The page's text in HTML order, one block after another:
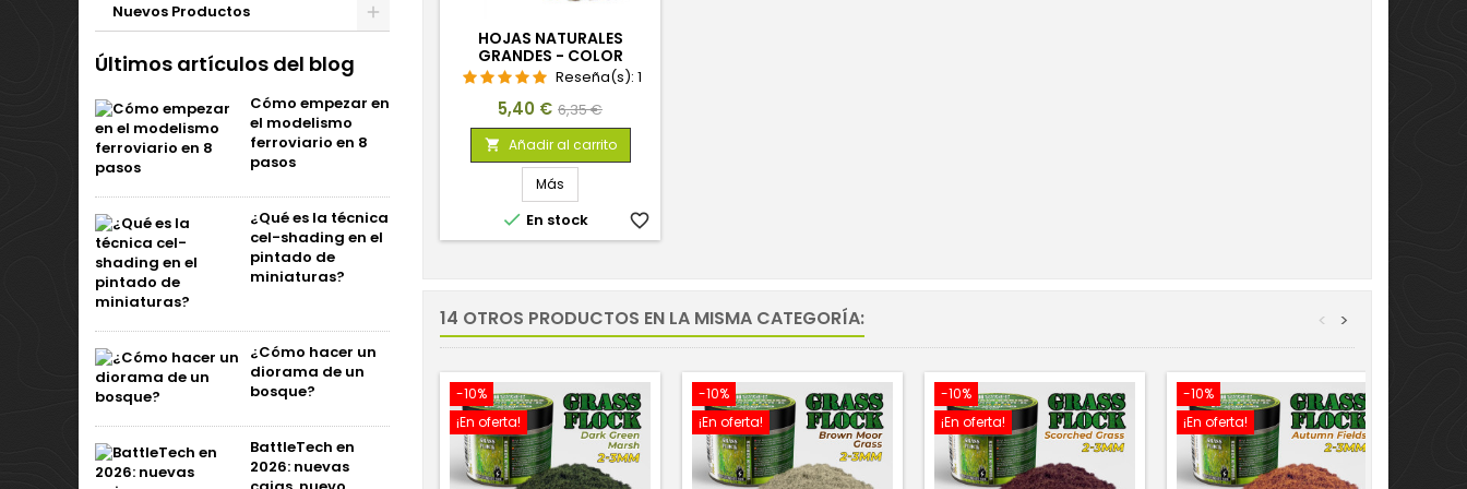
Nuevos Productos
Últimos artículos del blog
Cómo empezar en
el modelismo
ferroviario en 8
pasos
¿Qué es la técnica
cel-shading en el
pintado de
miniaturas?
¿Cómo hacer un
diorama de un
bosque?
BattleTech en
2026: nuevas
HOJAS NATURALES
GRANDES - COLOR
NATURALReseña(s): 1
Precio
5,40 € Precio
base
6,35 €
 Añadir al carrito
Más
 En stock favorite_border
14 OTROS PRODUCTOS EN LA MISMA CATEGORÍA: >
<
-10%
¡En oferta!
-10%
¡En oferta!
-10%
¡En oferta!
-10%
¡En oferta!